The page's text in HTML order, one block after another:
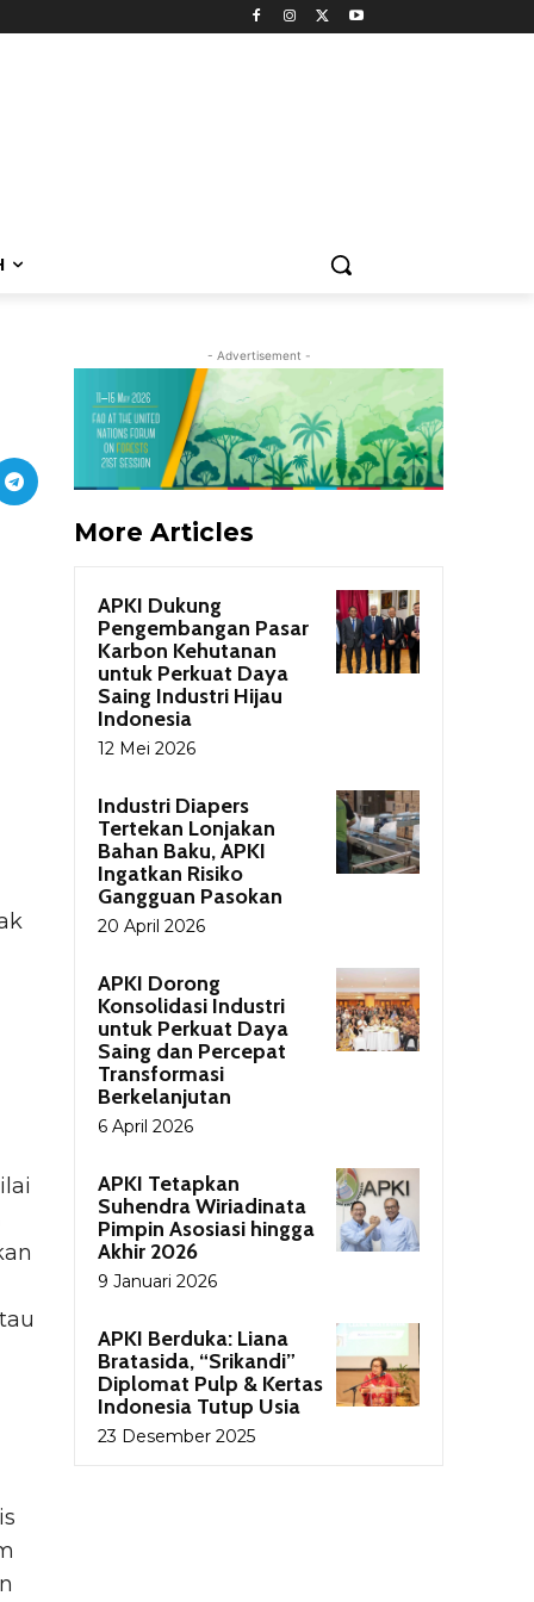
- Advertisement -
More Articles
APKI Dukung
Pengembangan Pasar
Karbon Kehutanan
untuk Perkuat Daya
Saing Industri Hijau
Indonesia
12 Mei 2026
Industri Diapers
Tertekan Lonjakan
Bahan Baku, APKI
Ingatkan Risiko
Gangguan Pasokan
20 April 2026
APKI Dorong
Konsolidasi Industri
untuk Perkuat Daya
Saing dan Percepat
Transformasi
Berkelanjutan
6 April 2026
APKI Tetapkan
Suhendra Wiriadinata
Pimpin Asosiasi hingga
Akhir 2026
9 Januari 2026
APKI Berduka: Liana
Bratasida, “Srikandi”
Diplomat Pulp & Kertas
Indonesia Tutup Usia
23 Desember 2025